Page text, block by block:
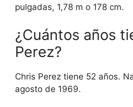
pulgadas, 1,78 m o 178 cm.
¿Cuántos años
Perez?
Chris Perez tiene 52 años.
agosto de 1969.